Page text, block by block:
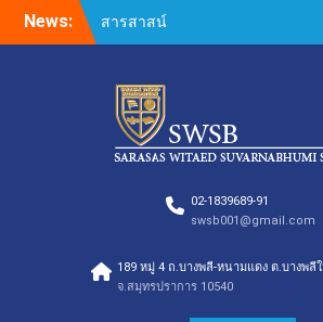
News:
กองอำนวยการออกตรวจ
ประเมินคุณภาพการศึกษา
คุณภาพการศึกษาเพื่อการ
ดำเนินการที่เป็นเลิศประจำปี
การศึกษา 2569 ของกลุ่ม
สถาบันการศึกษาในเครือ
กองอำนวยการออกตรวจ
ประเมินคุณภาพการศึกษา
คุณภาพการศึกษาเพื่อการ
ดำเนินการที่เป็นเลิศประจำปี
การศึกษา 2569
02-1839689-91
swsb001@gmail.com
189 หมู่ 4 ถ.บางพลี-หนามแดง ต.บางพลี
จ.สมุทรปราการ 10540